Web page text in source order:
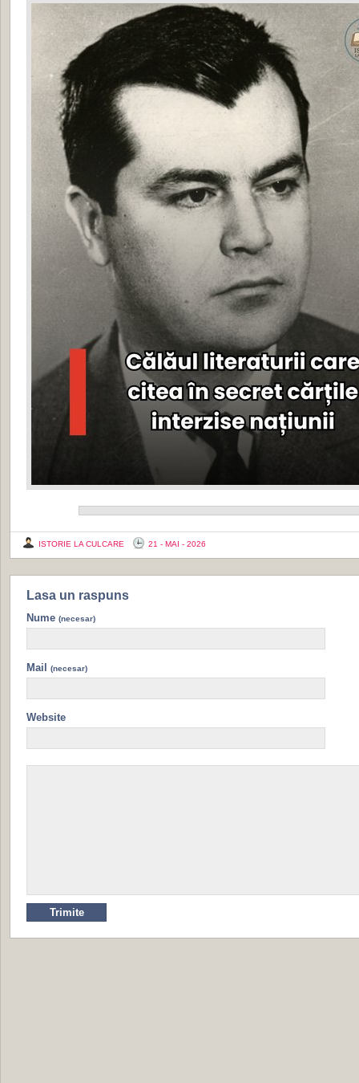
ISTORIE LA CULCARE 21 - MAI - 2026
Lasa un raspuns
Nume (necesar)
Mail (necesar)
Website